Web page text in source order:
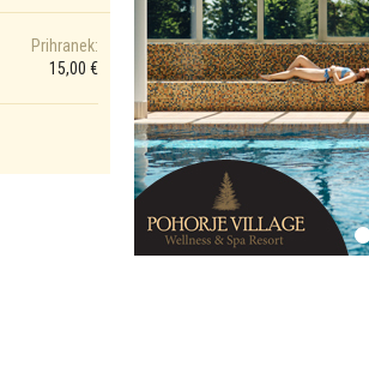
Prihranek:
15,00 €